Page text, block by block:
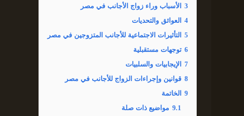
3
الأسباب وراء زواج الأجانب في مصر
4
العوائق والتحديات
5
التأثيرات الاجتماعية للأجانب المتزوجين في مصر
6 توجهات مستقبلية
7
الإيجابيات والسلبيات
8 قوانين وإجراءات الزواج للأجانب في مصر
9
الخاتمة
9.1 مواضيع ذات صلة